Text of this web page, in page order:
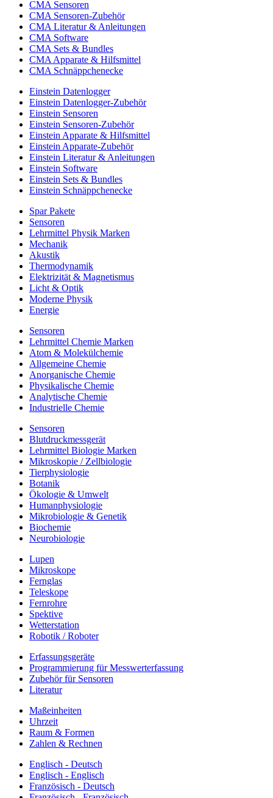
CMA Sensoren
CMA Sensoren-Zubehör
CMA Literatur & Anleitungen
CMA Software
CMA Sets & Bundles
CMA Apparate & Hilfsmittel
CMA Schnäppchenecke
Einstein Datenlogger
Einstein Datenlogger-Zubehör
Einstein Sensoren
Einstein Sensoren-Zubehör
Einstein Apparate & Hilfsmittel
Einstein Apparate-Zubehör
Einstein Literatur & Anleitungen
Einstein Software
Einstein Sets & Bundles
Einstein Schnäppchenecke
Spar Pakete
Sensoren
Lehrmittel Physik Marken
Mechanik
Akustik
Thermodynamik
Elektrizität & Magnetismus
Licht & Optik
Moderne Physik
Energie
Sensoren
Lehrmittel Chemie Marken
Atom & Molekülchemie
Allgemeine Chemie
Anorganische Chemie
Physikalische Chemie
Analytische Chemie
Industrielle Chemie
Sensoren
Blutdruckmessgerät
Lehrmittel Biologie Marken
Mikroskopie / Zellbiologie
Tierphysiologie
Botanik
Ökologie & Umwelt
Humanphysiologie
Mikrobiologie & Genetik
Biochemie
Neurobiologie
Lupen
Mikroskope
Fernglas
Teleskope
Fernrohre
Spektive
Wetterstation
Robotik / Roboter
Erfassungsgeräte
Programmierung für Messwerterfassung
Zubehör für Sensoren
Literatur
Maßeinheiten
Uhrzeit
Raum & Formen
Zahlen & Rechnen
Englisch - Deutsch
Englisch - Englisch
Französisch - Deutsch